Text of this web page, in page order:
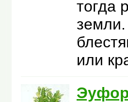
тогда
или